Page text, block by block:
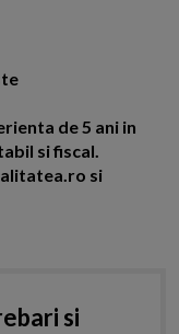
de 5 ani in
si fiscal.
si
si